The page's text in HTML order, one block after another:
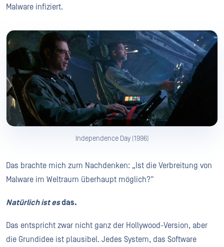
Malware infiziert.
Independence Day (1996)
Das brachte mich zum Nachdenken: „Ist die Verbreitung von
Malware im Weltraum überhaupt möglich?“
Natürlich ist esdas.
Das entspricht zwar nicht ganz der Hollywood-Version, aber
die Grundidee ist plausibel. Jedes System, das Software